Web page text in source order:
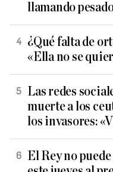
llamando
¿Qué falta de
«Ella no se
Las redes
muerte a los
los invasores:
El Rey no